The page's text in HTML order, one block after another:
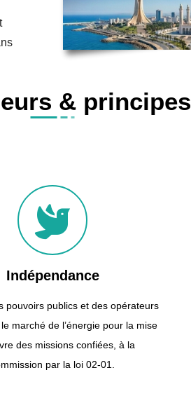
& principes
Indépendance
pouvoirs publics et des opérateurs
marché de l’énergie pour la mise
des missions confiées, à la
par la loi 02-01.